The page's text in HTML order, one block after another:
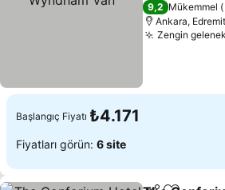
9,2 Mükemmel
Ankara,
Zengin
Başlangıç Fiyatı ₺4.171
Fiyatları görün: 6 site